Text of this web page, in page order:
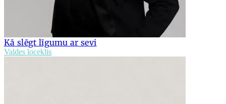
Kā slēgt līgumu ar sevi
Valdes loceklis